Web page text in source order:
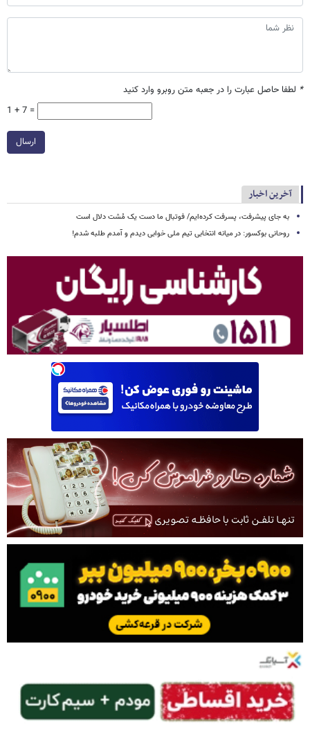
* لطفا حاصل عبارت را در جعبه متن روبرو وارد کنید
1 + 7 =
ارسال
آخرین اخبار
به جای پیشرفت، پسرفت کرده‌ایم/ فوتبال ما دست یک مُشت دلال است
روحانی بوکسور: در میانه انتخابی تیم ملی خوابی دیدم و آمدم طلبه شدم!